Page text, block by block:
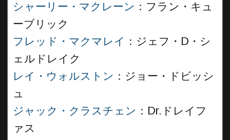
シャーリー・マクレーン ：フラン・キュ
ーブリック
フレッド・マクマレイ ：ジェフ・D・シ
ェルドレイク
レイ・ウォルストン ：ジョー・ドビッシ
ュ
ジャック・クラスチェン ：Dr.ドレイフ
ァス